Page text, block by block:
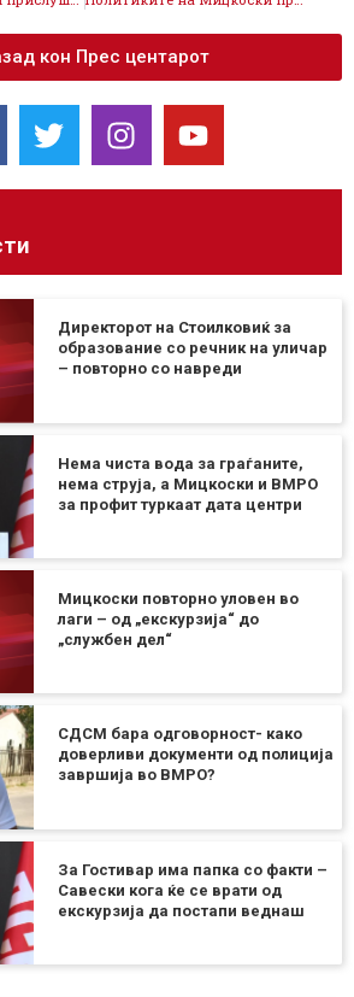
кон Прес центарот
Директорот на Стоилковиќ за
образование со речник на уличар
– повторно со навреди
Нема чиста вода за граѓаните,
нема струја, а Мицкоски и ВМРО
за профит туркаат дата центри
Мицкоски повторно уловен во
лаги – од „екскурзија“ до
„службен дел“
СДСМ бара одговорност- како
доверливи документи од полиција
завршија во ВМРО?
За Гостивар има папка со факти –
Савески кога ќе се врати од
екскурзија да постапи веднаш